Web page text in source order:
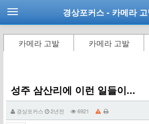
경상포커스 - 카메라
카메라 고발 카메라 고발
성주 삼산리에 이런 일들이...
경상포커스 2년전 6921